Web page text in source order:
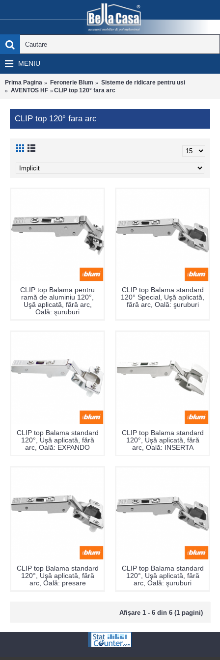
MENIU
Prima Pagina Feronerie Blum
Sisteme de ridicare pentru usi
AVENTOS HF
CLIP top 120° fara arc
CLIP top 120° fara arc
CLIP top Balama pentru
ramă de aluminiu 120°,
Uşă aplicată, fără arc,
Oală: şuruburi
CLIP top Balama standard
120° Special, Uşă aplicată,
fără arc, Oală: şuruburi
CLIP top Balama standard
120°, Uşă aplicată, fără
arc, Oală: EXPANDO
CLIP top Balama standard
120°, Uşă aplicată, fără
arc, Oală: INSERTA
CLIP top Balama standard
120°, Uşă aplicată, fără
arc, Oală: presare
CLIP top Balama standard
120°, Uşă aplicată, fără
arc, Oală: şuruburi
Afişare 1 - 6 din 6 (1 pagini)